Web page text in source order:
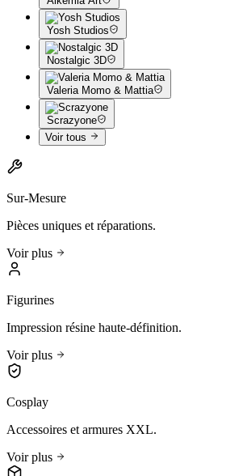
Yosh Studios
Nostalgic 3D
Valeria Momo & Mattia
Scrazyone
Voir tous
Sur-Mesure
Pièces uniques et réparations.
Voir plus
Figurines
Impression résine haute-définition.
Voir plus
Cosplay
Accessoires et armures XXL.
Voir plus